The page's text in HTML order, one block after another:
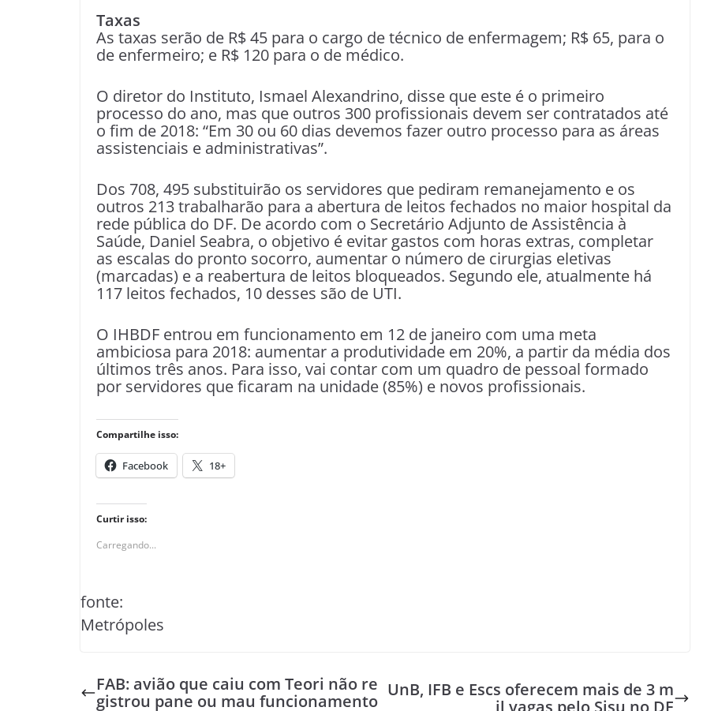
Taxas
As taxas serão de R$ 45 para o cargo de técnico de enfermagem; R$ 65, para o
de enfermeiro; e R$ 120 para o de médico.
O diretor do Instituto, Ismael Alexandrino, disse que este é o primeiro
processo do ano, mas que outros 300 profissionais devem ser contratados até
o fim de 2018: “Em 30 ou 60 dias devemos fazer outro processo para as áreas
assistenciais e administrativas”.
Dos 708, 495 substituirão os servidores que pediram remanejamento e os
outros 213 trabalharão para a abertura de leitos fechados no maior hospital da
rede pública do DF. De acordo com o Secretário Adjunto de Assistência à
Saúde, Daniel Seabra, o objetivo é evitar gastos com horas extras, completar
as escalas do pronto socorro, aumentar o número de cirurgias eletivas
(marcadas) e a reabertura de leitos bloqueados. Segundo ele, atualmente há
117 leitos fechados, 10 desses são de UTI.
O IHBDF entrou em funcionamento em 12 de janeiro com uma meta
ambiciosa para 2018: aumentar a produtividade em 20%, a partir da média dos
últimos três anos. Para isso, vai contar com um quadro de pessoal formado
por servidores que ficaram na unidade (85%) e novos profissionais.
Compartilhe isso:
Facebook 18+
Curtir isso:
Carregando...
fonte:
Metrópoles
FAB: avião que caiu com Teori não re
gistrou pane ou mau funcionamento
UnB, IFB e Escs oferecem mais de 3 m
il vagas pelo Sisu no DF